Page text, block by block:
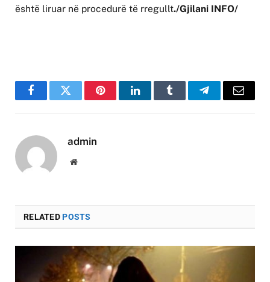
është liruar në procedurë të rregullt./Gjilani INFO/
FacebookTwitter PinterestLinkedInTumblr TelegramEmail
admin
Website
RELATEDPOSTS